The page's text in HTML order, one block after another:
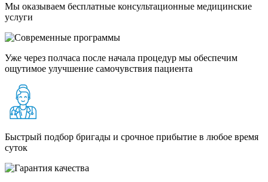
Мы оказываем бесплатные консультационные медицинские
услуги
Уже через полчаса после начала процедур мы обеспечим
ощутимое улучшение самочувствия пациента
Быстрый подбор бригады и срочное прибытие в любое время
суток